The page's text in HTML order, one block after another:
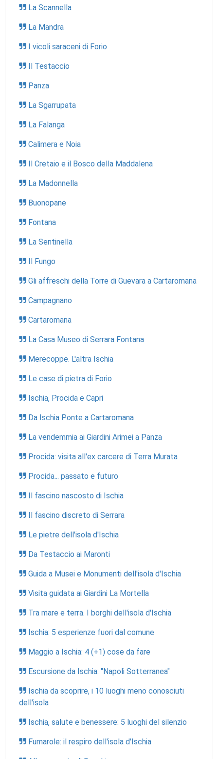
La Scannella
La Mandra
I vicoli saraceni di Forio
Il Testaccio
Panza
La Sgarrupata
La Falanga
Calimera e Noia
Il Cretaio e il Bosco della Maddalena
La Madonnella
Buonopane
Fontana
La Sentinella
Il Fungo
Gli affreschi della Torre di Guevara a Cartaromana
Campagnano
Cartaromana
La Casa Museo di Serrara Fontana
Merecoppe. L'altra Ischia
Le case di pietra di Forio
Ischia, Procida e Capri
Da Ischia Ponte a Cartaromana
La vendemmia ai Giardini Arimei a Panza
Procida: visita all'ex carcere di Terra Murata
Procida... passato e futuro
Il fascino nascosto di Ischia
Il fascino discreto di Serrara
Le pietre dell'isola d'Ischia
Da Testaccio ai Maronti
Guida a Musei e Monumenti dell'isola d'Ischia
Visita guidata ai Giardini La Mortella
Tra mare e terra. I borghi dell'isola d'Ischia
Ischia: 5 esperienze fuori dal comune
Maggio a Ischia: 4 (+1) cose da fare
Escursione da Ischia: "Napoli Sotterranea"
Ischia da scoprire, i 10 luoghi meno conosciuti
dell'isola
Ischia, salute e benessere: 5 luoghi del silenzio
Fumarole: il respiro dell'isola d'Ischia